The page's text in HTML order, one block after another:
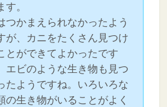
す。
つかまえられなかったよう
が、カニをたくさん見つけ
とができてよかったです
エビのような生き物も見つ
たようですね。いろいろな
の生き物がいることがよく